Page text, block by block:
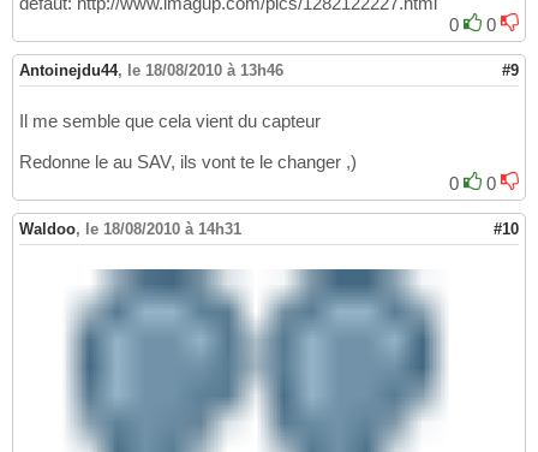
0
0
Antoinejdu44, le 18/08/2010 à 13h46 #9
Il me semble que cela vient du capteur
Redonne le au SAV, ils vont te le changer ,)
0
0
Waldoo, le 18/08/2010 à 14h31 #10